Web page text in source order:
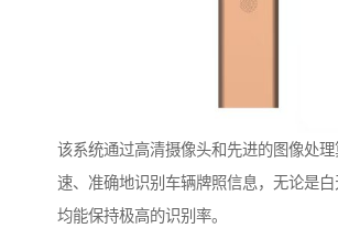
该系统通过高清摄像头和先进的图像处
速、准确地识别车辆牌照信息，无论是白
均能保持极高的识别率。